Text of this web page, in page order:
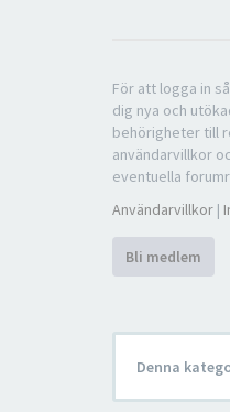
För att logga in
dig nya och
behörigheter till
användarvillkor
eventuella
Användarvillkor |
Bli medlem
Denna